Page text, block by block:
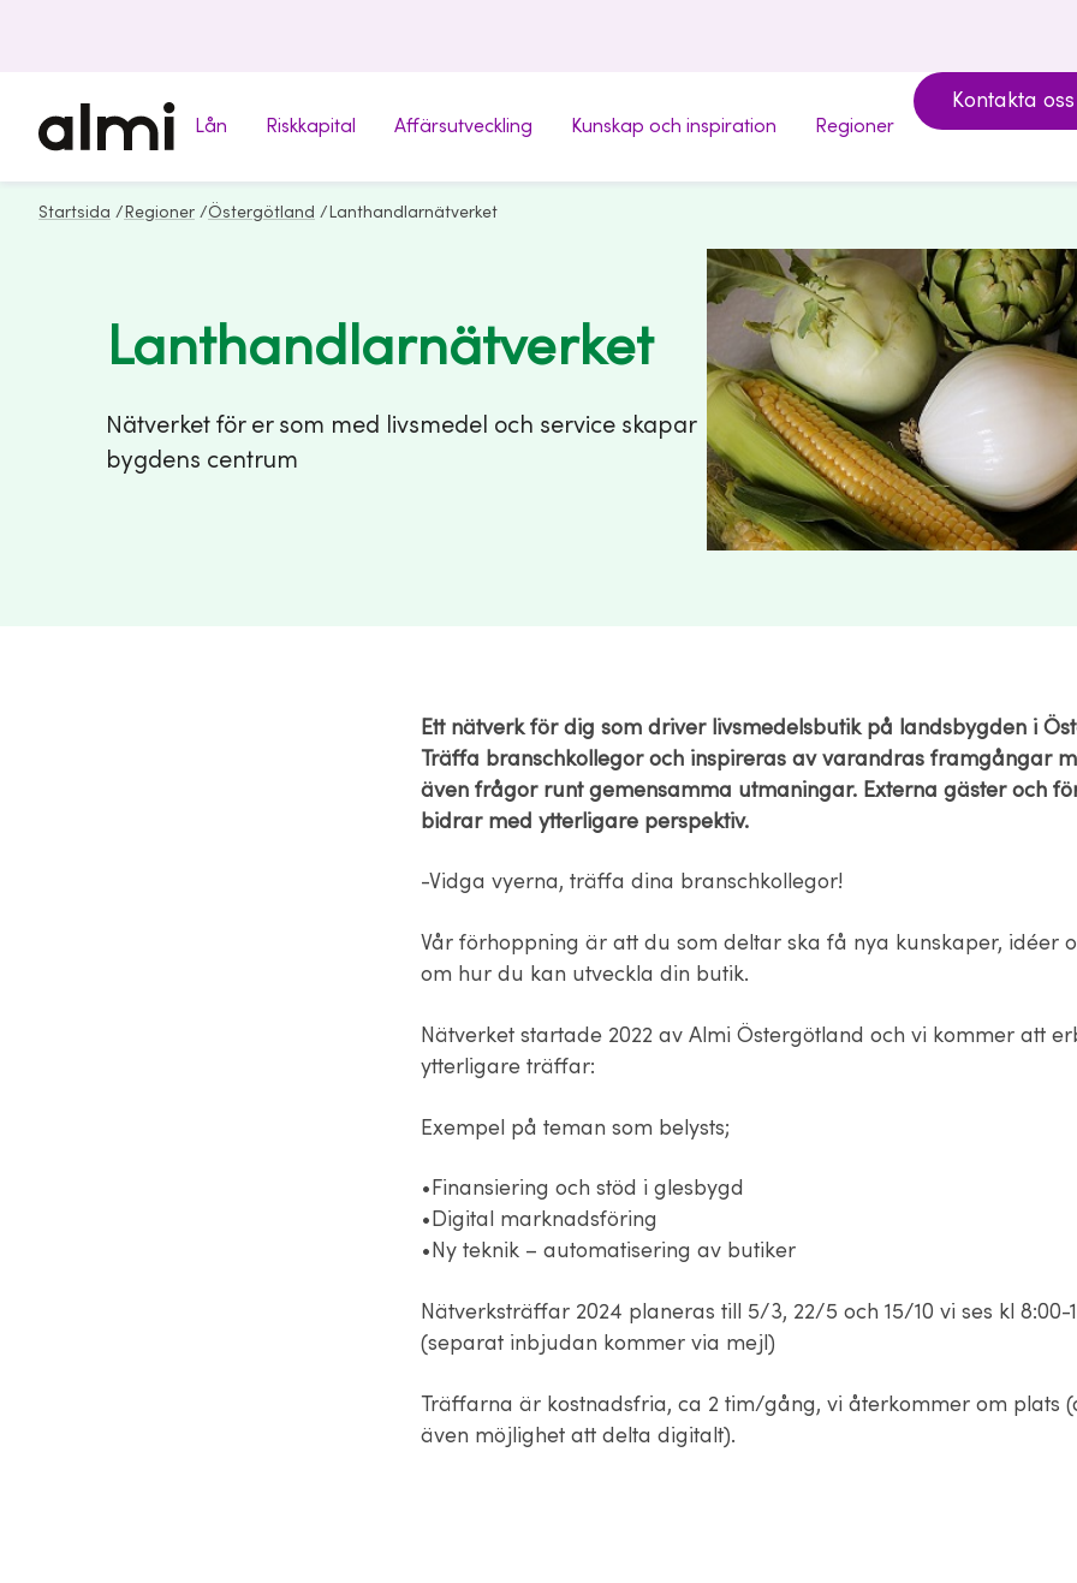
Lån Riskkapital Affärsutveckling Kunskap och inspiration Regioner
Kontakta oss
Startsida / Regioner /Östergötland / Lanthandlarnätverket
Lanthandlarnätverket
Nätverket för er som med livsmedel och service skapar
bygdens centrum
Ett nätverk för dig som driver livsmedelsbutik på landsbygden i
Träffa branschkollegor och inspireras av varandras framgångar
även frågor runt gemensamma utmaningar. Externa gäster och
bidrar med ytterligare perspektiv.
-Vidga vyerna, träffa dina branschkollegor!
Vår förhoppning är att du som deltar ska få nya kunskaper, idéer
om hur du kan utveckla din butik.
Nätverket startade 2022 av Almi Östergötland och vi kommer att
ytterligare träffar:
Exempel på teman som belysts;
•Finansiering och stöd i glesbygd
•Digital marknadsföring
•Ny teknik – automatisering av butiker
Nätverksträffar 2024 planeras till 5/3, 22/5 och 15/10 vi ses kl 8:00-
(separat inbjudan kommer via mejl)
Träffarna är kostnadsfria, ca 2 tim/gång, vi återkommer om plats
även möjlighet att delta digitalt).